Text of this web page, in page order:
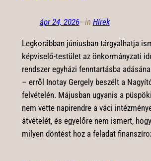
ápr 24, 2026—in Hírek
Legkorábban júniusban tárgyalhatja
képviselő-testület az önkormányzati
rendszer egyházi fenntartásba
– erről Inotay Gergely beszélt a
felvételén. Májusban ugyanis a
nem vette napirendre a váci
átvételét, és egyelőre nem ismert,
milyen döntést hoz a feladat